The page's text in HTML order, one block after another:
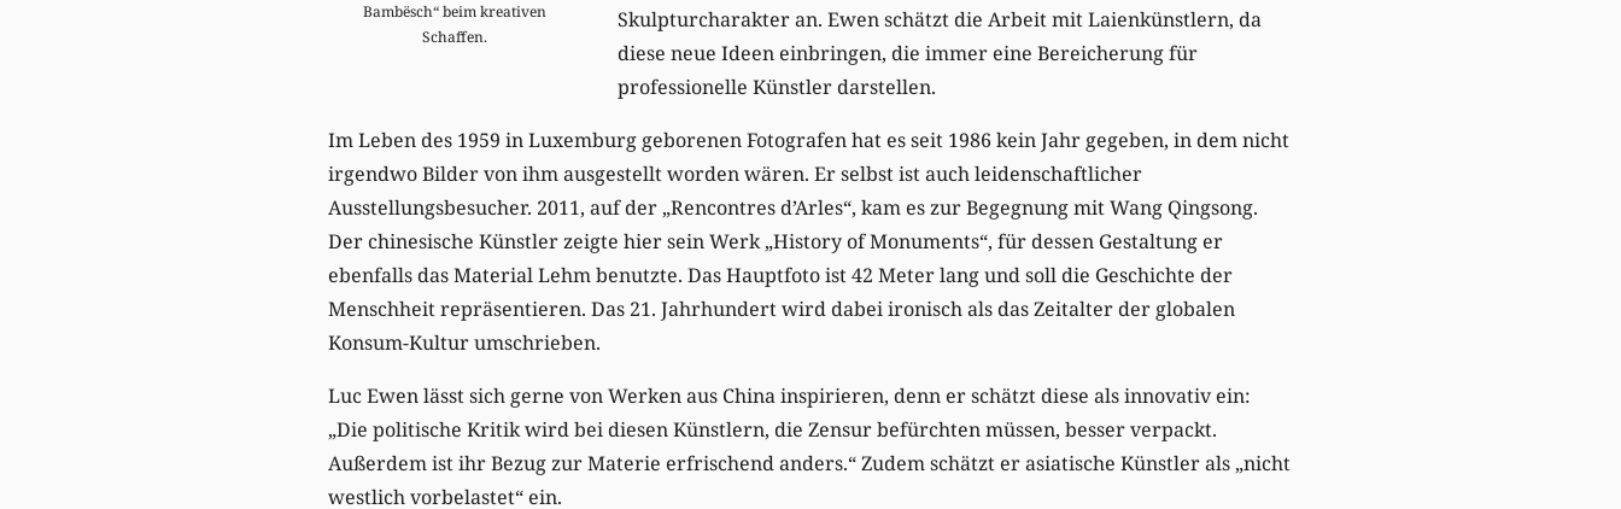
Bambësch“ beim kreativen
Schaffen.
Skulpturcharakter an. Ewen schätzt die Arbeit mit Laienkünstlern, da
diese neue Ideen einbringen, die immer eine Bereicherung für
professionelle Künstler darstellen.
Im Leben des 1959 in Luxemburg geborenen Fotografen hat es seit 1986 kein Jahr gegeben, in dem nicht
irgendwo Bilder von ihm ausgestellt worden wären. Er selbst ist auch leidenschaftlicher
Ausstellungsbesucher. 2011, auf der „Rencontres d’Arles“, kam es zur Begegnung mit Wang Qingsong.
Der chinesische Künstler zeigte hier sein Werk „History of Monuments“, für dessen Gestaltung er
ebenfalls das Material Lehm benutzte. Das Hauptfoto ist 42 Meter lang und soll die Geschichte der
Menschheit repräsentieren. Das 21. Jahrhundert wird dabei ironisch als das Zeitalter der globalen
Konsum-Kultur umschrieben.
Luc Ewen lässt sich gerne von Werken aus China inspirieren, denn er schätzt diese als innovativ ein:
„Die politische Kritik wird bei diesen Künstlern, die Zensur befürchten müssen, besser verpackt.
Außerdem ist ihr Bezug zur Materie erfrischend anders.“ Zudem schätzt er asiatische Künstler als „nicht
westlich vorbelastet“ ein.